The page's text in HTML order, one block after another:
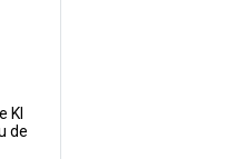
KI
de